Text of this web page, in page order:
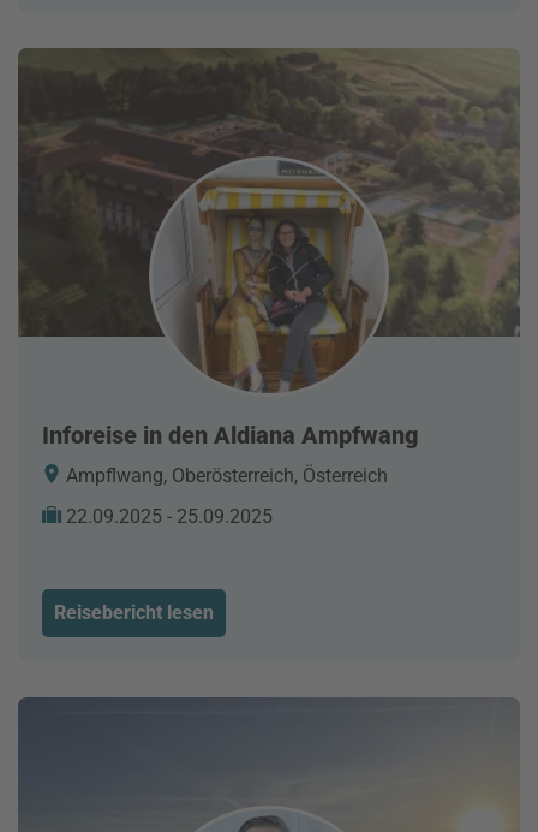
Inforeise in den Aldiana Ampfwang
Ampflwang, Oberösterreich, Österreich
22.09.2025 - 25.09.2025
Reisebericht lesen